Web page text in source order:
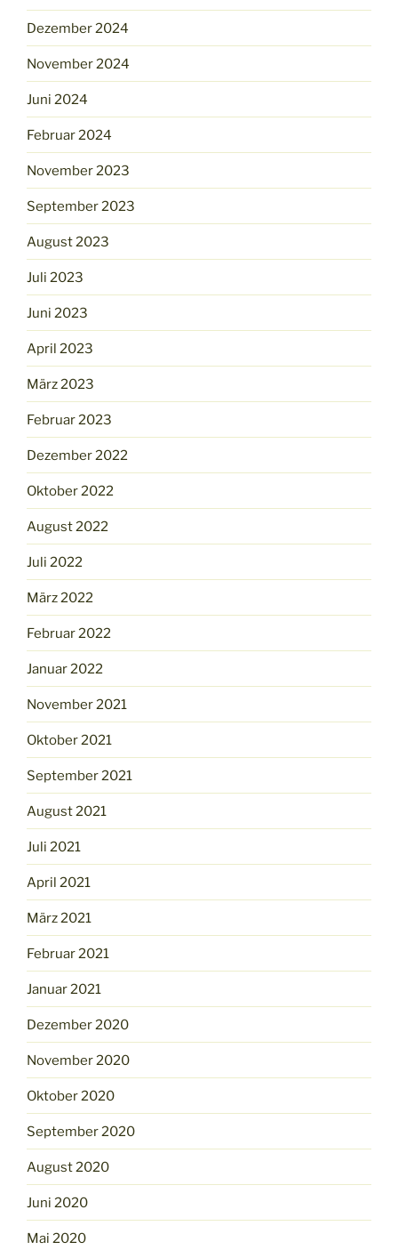
Dezember 2024
November 2024
Juni 2024
Februar 2024
November 2023
September 2023
August 2023
Juli 2023
Juni 2023
April 2023
März 2023
Februar 2023
Dezember 2022
Oktober 2022
August 2022
Juli 2022
März 2022
Februar 2022
Januar 2022
November 2021
Oktober 2021
September 2021
August 2021
Juli 2021
April 2021
März 2021
Februar 2021
Januar 2021
Dezember 2020
November 2020
Oktober 2020
September 2020
August 2020
Juni 2020
Mai 2020